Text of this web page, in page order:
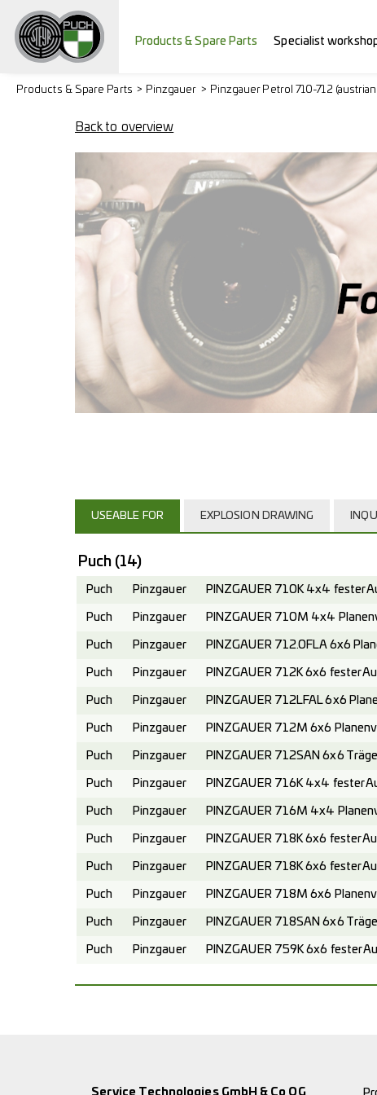
Products & Spare Parts Specialist
Products & Spare Parts Pinzgauer Pinzgauer Petrol 710-712
Back to overview
USEABLE FOR EXPLOSION DRAWING
Puch (14)
Puch Pinzgauer PINZGAUER 710K 4x4 fester
Puch Pinzgauer PINZGAUER 710M 4x4
Puch Pinzgauer PINZGAUER 712.0FLA 6x6
Puch Pinzgauer PINZGAUER 712K 6x6 fester
Puch Pinzgauer PINZGAUER 712LFAL 6x6
Puch Pinzgauer PINZGAUER 712M 6x6
Puch Pinzgauer PINZGAUER 712SAN 6x6
Puch Pinzgauer PINZGAUER 716K 4x4 fester
Puch Pinzgauer PINZGAUER 716M 4x4
Puch Pinzgauer PINZGAUER 718K 6x6 fester
Puch Pinzgauer PINZGAUER 718K 6x6 fester
Puch Pinzgauer PINZGAUER 718M 6x6
Puch Pinzgauer PINZGAUER 718SAN 6x6
Puch Pinzgauer PINZGAUER 759K 6x6 fester
Service Technologies GmbH & Co OG